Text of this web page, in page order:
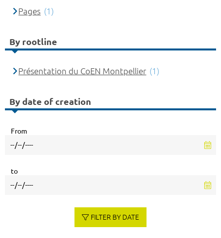
Pages (1)
By rootline
Présentation du CoEN Montpellier (1)
By date of creation
From
to
FILTER BY DATE